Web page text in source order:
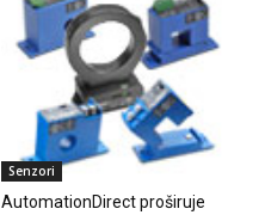
Senzori
AutomationDirect proširuje